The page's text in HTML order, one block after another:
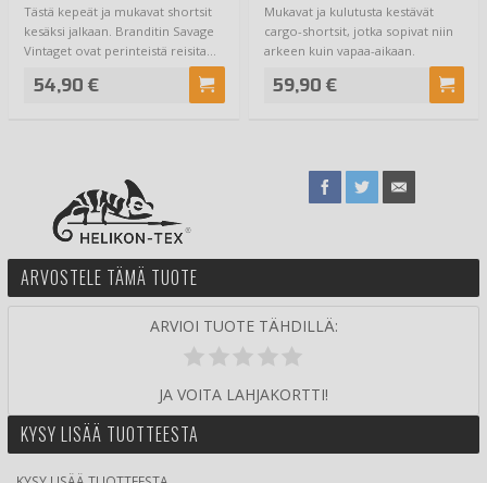
Tästä kepeät ja mukavat shortsit
kesäksi jalkaan. Branditin Savage
Vintaget ovat perinteistä reisita…
54,90 €
Mukavat ja kulutusta kestävät
cargo-shortsit, jotka sopivat niin
arkeen kuin vapaa-aikaan.
59,90 €
ARVOSTELE TÄMÄ TUOTE
ARVIOI TUOTE TÄHDILLÄ:
JA VOITA LAHJAKORTTI!
KYSY LISÄÄ TUOTTEESTA